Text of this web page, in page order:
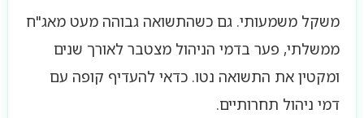
משקל משמעותי. גם כשהתשואה גבוהה מעט מאג"ח
ממשלתי, פער בדמי הניהול מצטבר לאורך שנים
ומקטין את התשואה נטו. כדאי להעדיף קופה עם
דמי ניהול תחרותיים.